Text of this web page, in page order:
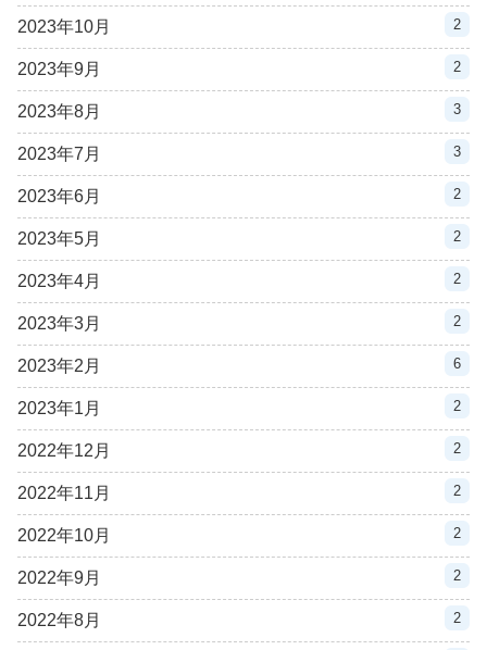
2023年10月 2
2023年9月 2
2023年8月 3
2023年7月 3
2023年6月 2
2023年5月 2
2023年4月 2
2023年3月 2
2023年2月 6
2023年1月 2
2022年12月 2
2022年11月 2
2022年10月 2
2022年9月 2
2022年8月 2